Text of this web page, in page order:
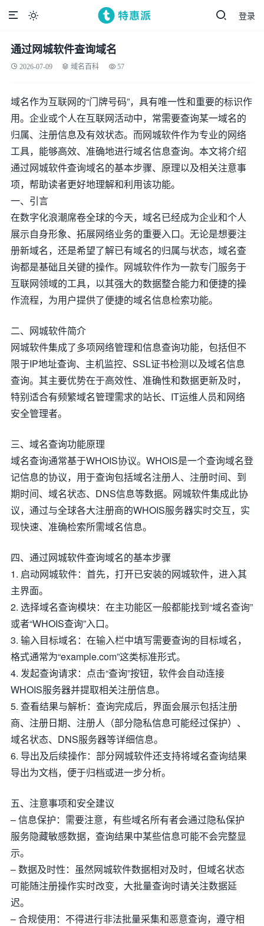
登录

通过网城软件查询域名
2026-07-09 域名百科 57
域名作为互联网的“门牌号码”，具有唯一性和重要的标识作
用。企业或个人在互联网活动中，常需要查询某一域名的
归属、注册信息及有效状态。而网城软件作为专业的网络
工具，能够高效、准确地进行域名信息查询。本文将介绍
通过网城软件查询域名的基本步骤、原理以及相关注意事
项，帮助读者更好地理解和利用该功能。
一、引言
在数字化浪潮席卷全球的今天，域名已经成为企业和个人
展示自身形象、拓展网络业务的重要入口。无论是想要注
册新域名，还是希望了解已有域名的归属与状态，域名查
询都是基础且关键的操作。网城软件作为一款专门服务于
互联网领域的工具，以其强大的数据整合能力和便捷的操
作流程，为用户提供了便捷的域名信息检索功能。
二、网城软件简介
网城软件集成了多项网络管理和信息查询功能，包括但不
限于IP地址查询、主机监控、SSL证书检测以及域名信息
查询。其主要优势在于高效性、准确性和数据更新及时，
特别适合有频繁域名管理需求的站长、IT运维人员和网络
安全管理者。
三、域名查询功能原理
域名查询通常基于WHOIS协议。WHOIS是一个查询域名登
记信息的协议，用于查询包括域名注册人、注册时间、到
期时间、域名状态、DNS信息等数据。网城软件集成此协
议，通过与全球各大注册商的WHOIS服务器实时交互，实
现快速、准确检索所需域名信息。
四、通过网城软件查询域名的基本步骤
1. 启动网城软件：首先，打开已安装的网城软件，进入其
主界面。
2. 选择域名查询模块：在主功能区一般都能找到“域名查询”
或者“WHOIS查询”入口。
3. 输入目标域名：在输入栏中填写需要查询的目标域名，
格式通常为“example.com”这类标准形式。
4. 发起查询请求：点击“查询”按钮，软件会自动连接
WHOIS服务器并提取相关注册信息。
5. 查看结果与解析：查询完成后，界面会展示包括注册
商、注册日期、注册人（部分隐私信息可能经过保护）、
域名状态、DNS服务器等详细信息。
6. 导出及后续操作：部分网城软件还支持将域名查询结果
导出为文档，便于归档或进一步分析。
五、注意事项和安全建议
– 信息保护：需要注意，有些域名所有者会通过隐私保护
服务隐藏敏感数据，查询结果中某些信息可能不会完整显
示。
– 数据及时性：虽然网城软件数据相对及时，但域名状态
可能随注册操作实时改变，大批量查询时请关注数据延
迟。
– 合规使用：不得进行非法批量采集和恶意查询，遵守相